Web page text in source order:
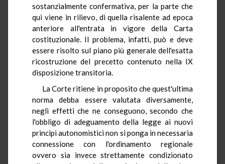
sostanzialmente confermativa, per la parte che
qui viene in rilievo, di quella risalente ad epoca
anteriore all'entrata in vigore della Carta
costituzionale. Il problema, infatti, può e deve
essere risolto sul piano più generale dell'esatta
ricostruzione del precetto contenuto nella IX
disposizione transitoria.
La Corte ritiene in proposito che quest'ultima
norma debba essere valutata diversamente,
negli effetti che ne conseguono, secondo che
l'obbligo di adeguamento della legge ai nuovi
principi autonomistici non si ponga in necessaria
connessione con l'ordinamento regionale
ovvero sia invece strettamente condizionato